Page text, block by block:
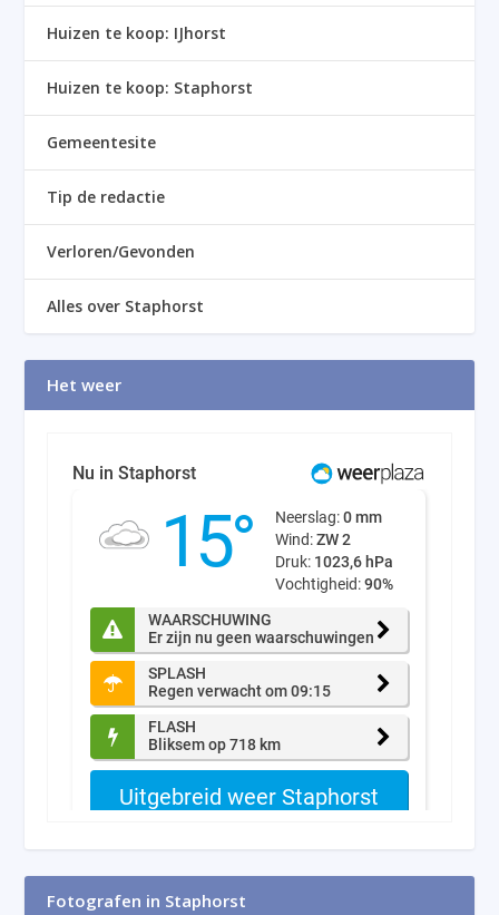
Huizen te koop: IJhorst
Huizen te koop: Staphorst
Gemeentesite
Tip de redactie
Verloren/Gevonden
Alles over Staphorst
Het weer
Fotografen in Staphorst